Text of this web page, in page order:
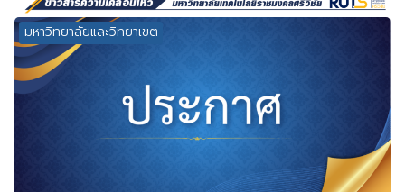
มหาวิทยาลัยและวิทยาเขต